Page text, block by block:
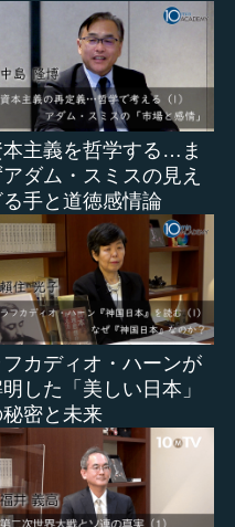
本主義を哲学する…ま
ダム・スミスの見え
る手と道徳感情論
フカディオ・ハーンが
した「美しい日本」
密と未来